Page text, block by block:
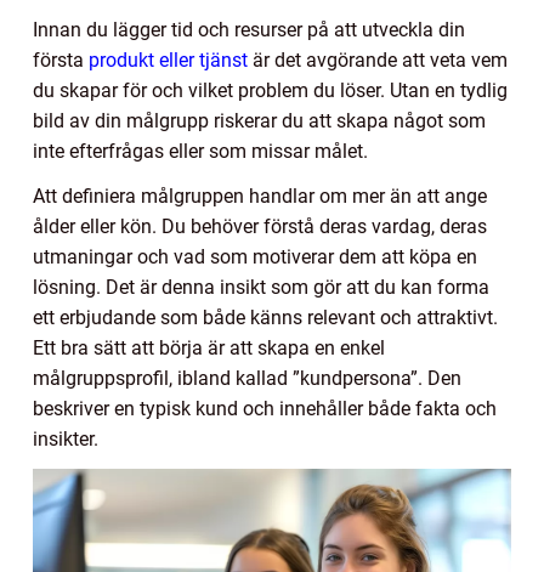
Innan du lägger tid och resurser på att utveckla din
första produkt eller tjänst är det avgörande att veta vem
du skapar för och vilket problem du löser. Utan en tydlig
bild av din målgrupp riskerar du att skapa något som
inte efterfrågas eller som missar målet.
Att definiera målgruppen handlar om mer än att ange
ålder eller kön. Du behöver förstå deras vardag, deras
utmaningar och vad som motiverar dem att köpa en
lösning. Det är denna insikt som gör att du kan forma
ett erbjudande som både känns relevant och attraktivt.
Ett bra sätt att börja är att skapa en enkel
målgruppsprofil, ibland kallad ”kundpersona”. Den
beskriver en typisk kund och innehåller både fakta och
insikter.